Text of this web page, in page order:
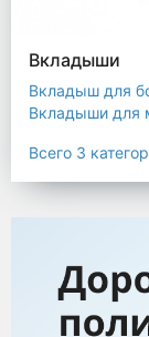
Вкладыши
Вкладыш для
Вкладыши для
Всего 3